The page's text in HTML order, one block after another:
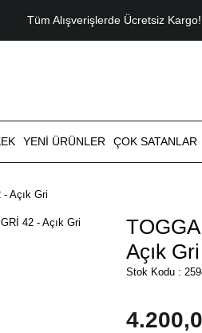
Tüm Alışverişlerde Ücretsiz Kargo!
YENİ ÜRÜNLER ÇOK SATANLAR
Açık Gri
Açık Gri
Stok Kodu :